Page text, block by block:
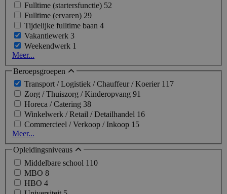
Fulltime (startersfunctie) 52
Fulltime (ervaren) 29
Tijdelijke fulltime baan 4
Vakantiewerk 3
Weekendwerk 1
Meer...
Beroepsgroepen
Transport / Logistiek / Chauffeur / Koerier 117
Zorg / Thuiszorg / Kinderopvang 91
Horeca / Catering 38
Winkelwerk / Retail / Detailhandel 16
Commercieel / Verkoop / Inkoop 15
Meer...
Opleidingsniveaus
Middelbare school 110
MBO 8
HBO 4